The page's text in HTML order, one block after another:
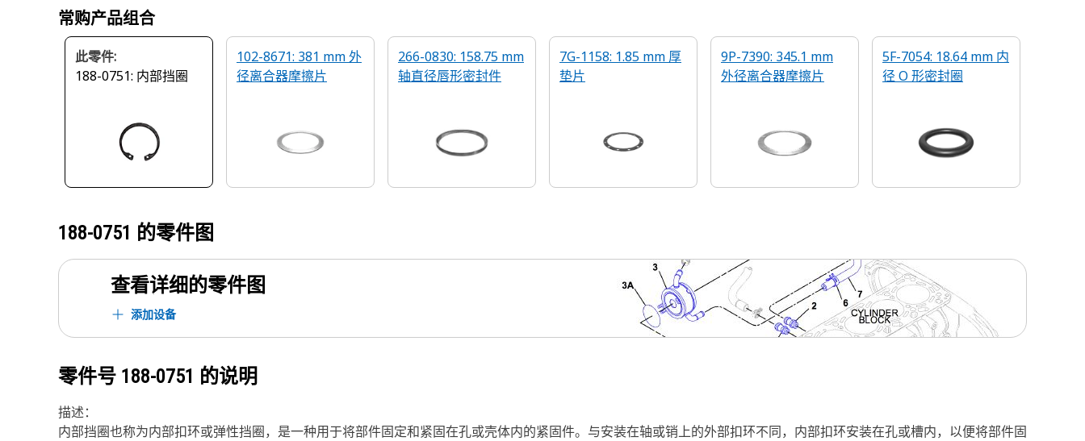
常购产品组合
此零件:
188-0751: 内部挡圈
102-8671: 381 mm 外
径离合器摩擦片
266-0830: 158.75 mm
轴直径唇形密封件
7G-1158: 1.85 mm 厚
垫片
9P-7390: 345.1 mm
外径离合器摩擦片
5F-7054: 18.64 mm 内
径 O 形密封圈
188-0751 的零件图
查看详细的零件图
添加设备
零件号 188-0751 的说明
描述：
内部挡圈也称为内部扣环或弹性挡圈，是一种用于将部件固定和紧固在孔或壳体内的紧固件。与安装在轴或销上的外部扣环不同，内部扣环安装在孔或槽内，以便将部件固